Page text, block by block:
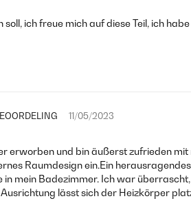
soll, ich freue mich auf diese Teil, ich
11/05/2023
erworben und bin äußerst zufrieden
Raumdesign ein.Ein
mein Badezimmer. Ich war
lässt sich der Heizkörper